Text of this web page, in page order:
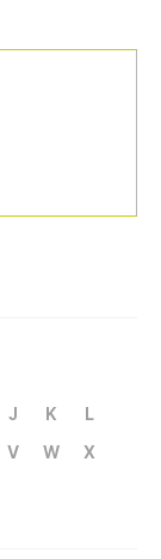
J K
L
V W
X